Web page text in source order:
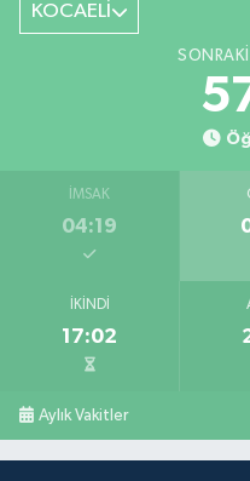
KOCAELİ
İMSAK
04:19
İKINDI
17:02
Aylık Vakitler